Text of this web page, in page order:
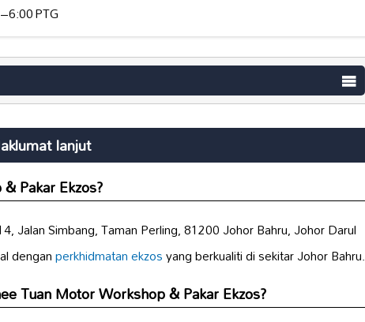
PTG
lanjut
Pakar Ekzos?
Jalan Simbang, Taman Perling, 81200 Johor Bahru, Johor Darul
denganperkhidmatan ekzosyang berkualiti di sekitar Johor Bahru.
Tuan Motor Workshop & Pakar Ekzos?